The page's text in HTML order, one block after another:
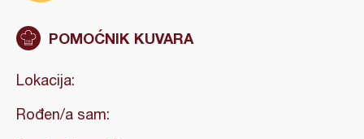
POMOĆNIK KUVARA
Lokacija:
Rođen/a sam: